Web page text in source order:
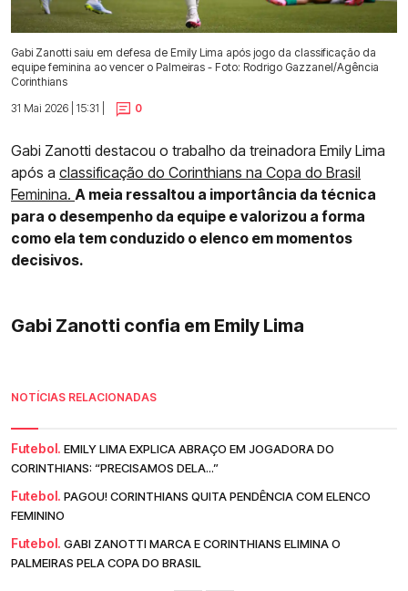
Gabi Zanotti saiu em defesa de Emily Lima após jogo da classificação da
equipe feminina ao vencer o Palmeiras - Foto: Rodrigo Gazzanel/Agência
Corinthians
31 Mai 2026 | 15:31 |
0
Gabi Zanotti destacou o trabalho da treinadora Emily Lima
após a classificação do Corinthians na Copa do Brasil
Feminina. A meia ressaltou a importância da técnica
para o desempenho da equipe e valorizou a forma
como ela tem conduzido o elenco em momentos
decisivos.
Gabi Zanotti confia em Emily Lima
NOTÍCIAS RELACIONADAS
Futebol. EMILY LIMA EXPLICA ABRAÇO EM JOGADORA DO
CORINTHIANS: “PRECISAMOS DELA...”
Futebol. PAGOU! CORINTHIANS QUITA PENDÊNCIA COM ELENCO
FEMININO
Futebol. GABI ZANOTTI MARCA E CORINTHIANS ELIMINA O
PALMEIRAS PELA COPA DO BRASIL